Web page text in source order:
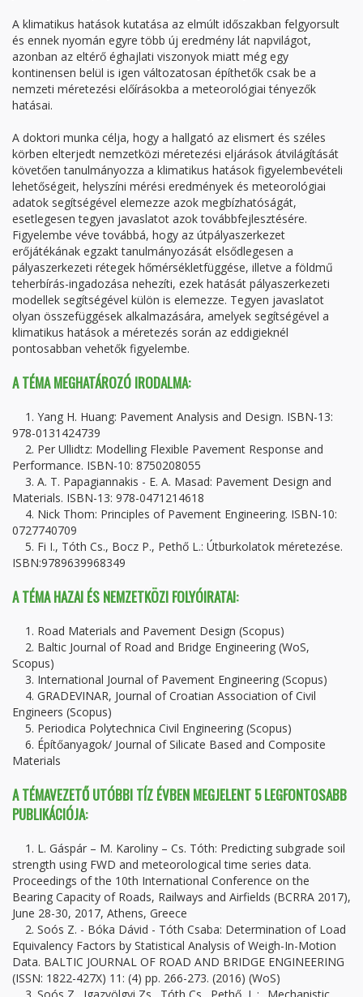
A klimatikus hatások kutatása az elmúlt időszakban felgyorsult
és ennek nyomán egyre több új eredmény lát napvilágot,
azonban az eltérő éghajlati viszonyok miatt még egy
kontinensen belül is igen változatosan építhetők csak be a
nemzeti méretezési előírásokba a meteorológiai tényezők
hatásai.
A doktori munka célja, hogy a hallgató az elismert és széles
körben elterjedt nemzetközi méretezési eljárások átvilágítását
követően tanulmányozza a klimatikus hatások figyelembevételi
lehetőségeit, helyszíni mérési eredmények és meteorológiai
adatok segítségével elemezze azok megbízhatóságát,
esetlegesen tegyen javaslatot azok továbbfejlesztésére.
Figyelembe véve továbbá, hogy az útpályaszerkezet
erőjátékának egzakt tanulmányozását elsődlegesen a
pályaszerkezeti rétegek hőmérsékletfüggése, illetve a földmű
teherbírás-ingadozása nehezíti, ezek hatását pályaszerkezeti
modellek segítségével külön is elemezze. Tegyen javaslatot
olyan összefüggések alkalmazására, amelyek segítségével a
klimatikus hatások a méretezés során az eddigieknél
pontosabban vehetők figyelembe.
A TÉMA MEGHATÁROZÓ IRODALMA:
1. Yang H. Huang: Pavement Analysis and Design. ISBN-13:
978-0131424739
2. Per Ullidtz: Modelling Flexible Pavement Response and
Performance. ISBN-10: 8750208055
3. A. T. Papagiannakis - E. A. Masad: Pavement Design and
Materials. ISBN-13: 978-0471214618
4. Nick Thom: Principles of Pavement Engineering. ISBN-10:
0727740709
5. Fi I., Tóth Cs., Bocz P., Pethő L.: Útburkolatok méretezése.
ISBN:9789639968349
A TÉMA HAZAI ÉS NEMZETKÖZI FOLYÓIRATAI:
1. Road Materials and Pavement Design (Scopus)
2. Baltic Journal of Road and Bridge Engineering (WoS,
Scopus)
3. International Journal of Pavement Engineering (Scopus)
4. GRADEVINAR, Journal of Croatian Association of Civil
Engineers (Scopus)
5. Periodica Polytechnica Civil Engineering (Scopus)
6. Építőanyagok/ Journal of Silicate Based and Composite
Materials
A TÉMAVEZETŐ UTÓBBI TÍZ ÉVBEN MEGJELENT 5 LEGFONTOSABB
PUBLIKÁCIÓJA:
1. L. Gáspár – M. Karoliny – Cs. Tóth: Predicting subgrade soil
strength using FWD and meteorological time series data.
Proceedings of the 10th International Conference on the
Bearing Capacity of Roads, Railways and Airfields (BCRRA 2017),
June 28-30, 2017, Athens, Greece
2. Soós Z. - Bóka Dávid - Tóth Csaba: Determination of Load
Equivalency Factors by Statistical Analysis of Weigh-In-Motion
Data. BALTIC JOURNAL OF ROAD AND BRIDGE ENGINEERING
(ISSN: 1822-427X) 11: (4) pp. 266-273. (2016) (WoS)